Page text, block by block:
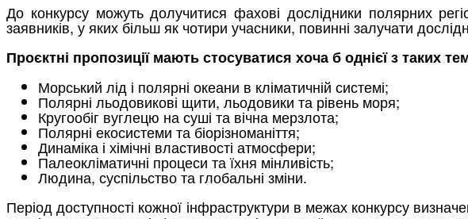
До конкурсу можуть долучитися фахові дослідники полярних
заявників, у яких більш як чотири учасники, повинні залучати
Проєктні пропозиції мають стосуватися хоча б однієї з таких
Морський лід і полярні океани в кліматичній системі;
Полярні льодовикові щити, льодовики та рівень моря;
Кругообіг вуглецю на суші та вічна мерзлота;
Полярні екосистеми та біорізноманіття;
Динаміка і хімічні властивості атмосфери;
Палеокліматичні процеси та їхня мінливість;
Людина, суспільство та глобальні зміни.
Період доступності кожної інфраструктури в межах конкурсу